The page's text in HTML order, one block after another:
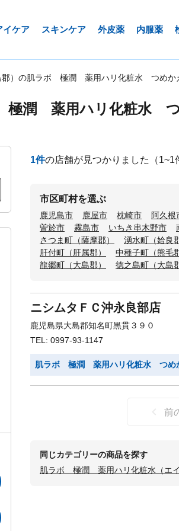
イケア スキンケア 外皮薬 内服薬
郡）の肌ラボ 極潤 薬用ハリ化粧水 つめか
極潤 薬用ハリ化粧水 つ
1件の店舗が見つかりました （1~1
市区町村を選ぶ
鹿児島市 鹿屋市 枕崎市 阿久根
曽於市
霧島市 いちき串木野市
さつま町（薩摩郡）
湧水町（姶良
肝付町（肝属郡）
中種子町（熊毛
龍郷町（大島郡）
徳之島町（大島
ニシムタＦＣ沖永良部店
鹿児島県大島郡知名町黒貫３９０
TEL: 0997-93-1147
肌ラボ 極潤 薬用ハリ化粧水 つめか
前
同じカテゴリーの商品を探す
肌ラボ 極潤 薬用ハリ化粧水（エイ